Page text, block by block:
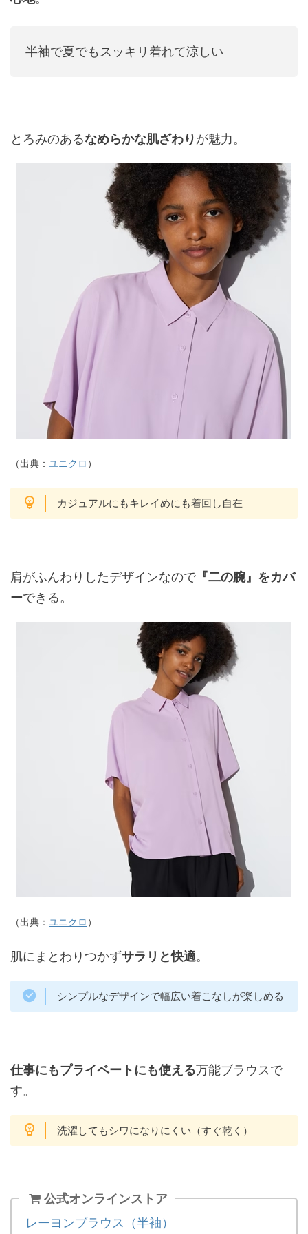
半袖で夏でもスッキリ着れて涼しい
とろみのあるなめらかな肌ざわりが魅力。
（出典： ユニクロ ）
カジュアルにもキレイめにも着回し自在
肩がふんわりしたデザインなので『二の腕』をカバ
ーできる。
（出典： ユニクロ ）
肌にまとわりつかずサラリと快適。
シンプルなデザインで幅広い着こなしが楽しめる
仕事にもプライベートにも使える万能ブラウスで
す。
洗濯してもシワになりにくい（すぐ乾く）
公式オンラインストア
レーヨンブラウス（半袖）